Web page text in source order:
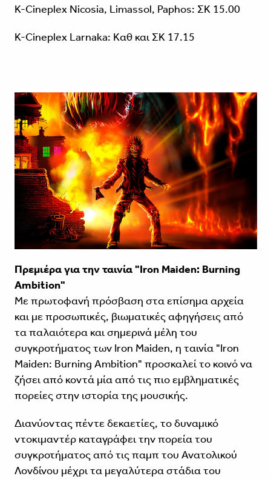
K-Cineplex Nicosia, Limassol, Paphos: ΣΚ 15.00
K-Cineplex Larnaka: Καθ και ΣΚ 17.15
Πρεμιέρα για την ταινία "Iron Maiden: Burning
Ambition"
Με πρωτοφανή πρόσβαση στα επίσημα αρχεία
και με προσωπικές, βιωματικές αφηγήσεις από
τα παλαιότερα και σημερινά μέλη του
συγκροτήματος των Iron Maiden, η ταινία "Iron
Maiden: Burning Ambition" προσκαλεί το κοινό να
ζήσει από κοντά μία από τις πιο εμβληματικές
πορείες στην ιστορία της μουσικής.
Διανύοντας πέντε δεκαετίες, το δυναμικό
ντοκιμαντέρ καταγράφει την πορεία του
συγκροτήματος από τις παμπ του Ανατολικού
Λονδίνου μέχρι τα μεγαλύτερα στάδια του